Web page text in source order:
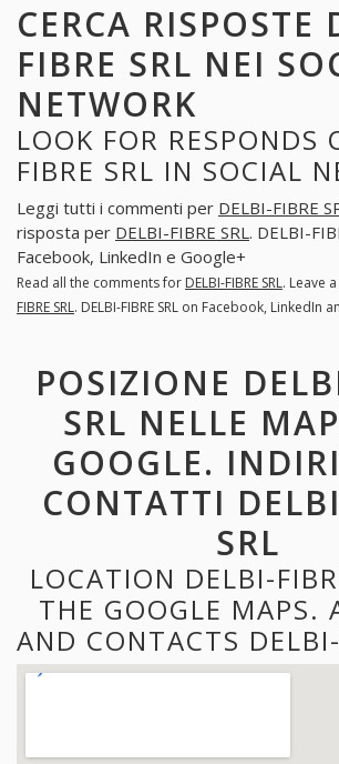
CERCA RISPOSTE
FIBRE SRL NEI
NETWORK
LOOK FOR RESPONDS
FIBRE SRL IN SOCIAL
Leggi tutti i commenti per DELBI-FIBRE
risposta per DELBI-FIBRE SRL . DELBI-
Facebook, LinkedIn e Google+
Read all the comments for DELBI-FIBRE SRL. Leave
FIBRE SRL. DELBI-FIBRE SRL on Facebook, LinkedIn
POSIZIONE
SRL NELLE
GOOGLE.
CONTATTI
SRL
LOCATION DELBI-
THE GOOGLE MAPS.
AND CONTACTS